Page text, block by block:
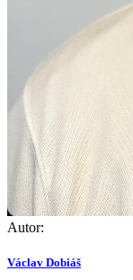
Autor:
Václav Dobiáš